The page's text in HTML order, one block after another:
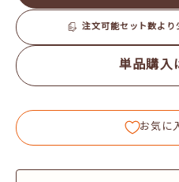
注文可能セット数より
単品購入
お気に